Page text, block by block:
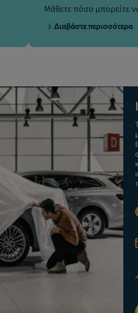
Μάθετε πόσο μπορείτε
Διαβάστε περισσότερα